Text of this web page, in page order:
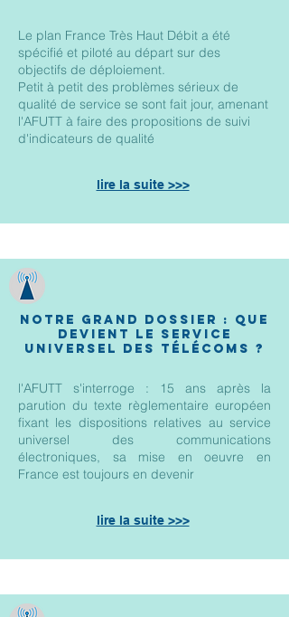
Le plan France Très Haut Débit a été
spécifié et piloté au départ sur des
objectifs de déploiement.
Petit à petit des problèmes sérieux de
qualité de service se sont fait jour, amenant
l'AFUTT à faire des propositions de suivi
d'indicateurs de qualité
lire la suite >>>
notre grand dossier : que
devient le service
universel des télécoms ?
l'AFUTT s'interroge : 15 ans après la
parution du texte règlementaire européen
fixant les dispositions relatives au service
universel des communications
électroniques, sa mise en oeuvre en
France est toujours en devenir
lire la suite >>>